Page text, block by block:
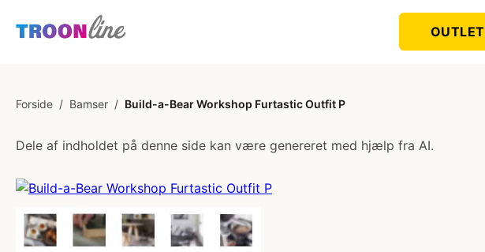
OUTLET
Forside / Bamser / Build-a-Bear Workshop Furtastic Outfit P
Dele af indholdet på denne side kan være genereret med hjælp fra AI.